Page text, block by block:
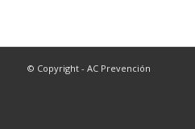
© Copyright - AC Prevención